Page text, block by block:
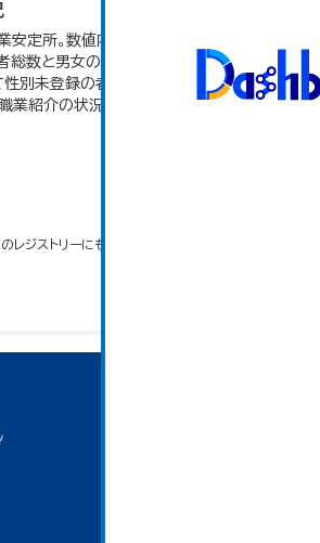
安定所。数値内の就職率は（就職者/新
総数と男女の合計が一致しないのは、
別未登録の者も含まれるため。 大仙
紹介の状況」のデータを参照してい
ジストリーにもアクセス可能です